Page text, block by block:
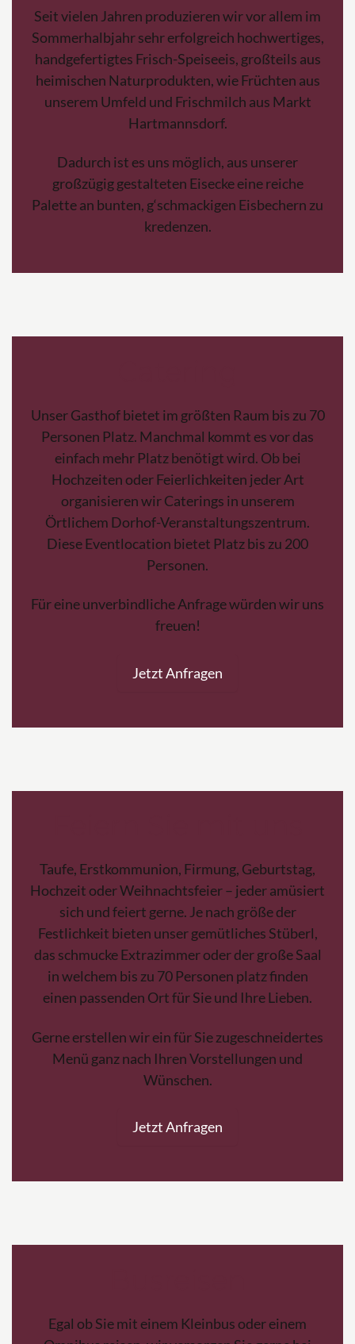
Seit vielen Jahren produzieren wir vor allem im
Sommerhalbjahr sehr erfolgreich hochwertiges,
handgefertigtes Frisch-Speiseeis, großteils aus
heimischen Naturprodukten, wie Früchten aus
unserem Umfeld und Frischmilch aus Markt
Hartmannsdorf.
Dadurch ist es uns möglich, aus unserer
großzügig gestalteten Eisecke eine reiche
Palette an bunten, g‘schmackigen Eisbechern zu
kredenzen.
Unser Gasthof bietet im größten Raum bis zu 70
Personen Platz. Manchmal kommt es vor das
einfach mehr Platz benötigt wird. Ob bei
Hochzeiten oder Feierlichkeiten jeder Art
organisieren wir Caterings in unserem
Örtlichem Dorhof-Veranstaltungszentrum.
Diese Eventlocation bietet Platz bis zu 200
Personen.
Für eine unverbindliche Anfrage würden wir uns
freuen!
Jetzt Anfragen
Taufe, Erstkommunion, Firmung, Geburtstag,
Hochzeit oder Weihnachtsfeier – jeder amüsiert
sich und feiert gerne. Je nach größe der
Festlichkeit bieten unser gemütliches Stüberl,
das schmucke Extrazimmer oder der große Saal
in welchem bis zu 70 Personen platz finden
einen passenden Ort für Sie und Ihre Lieben.
Gerne erstellen wir ein für Sie zugeschneidertes
Menü ganz nach Ihren Vorstellungen und
Wünschen.
Jetzt Anfragen
Egal ob Sie mit einem Kleinbus oder einem